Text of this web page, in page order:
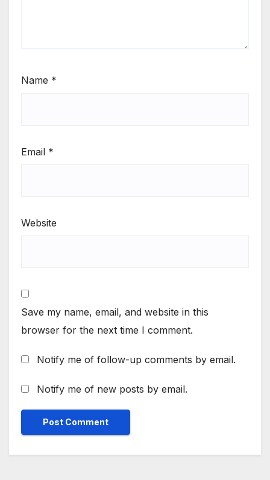
Name *
Email *
Website
Save my name, email, and website in this
browser for the next time I comment.
Notify me of follow-up comments by email.
Notify me of new posts by email.